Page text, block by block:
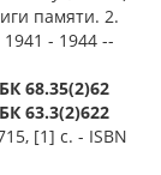
памяти. 2.
- 1944 --
68.35(2)62
63.3(2)622
[1] c. - ISBN